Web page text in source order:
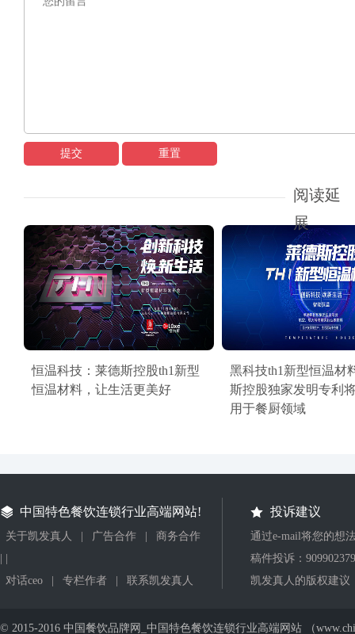
提交 重置
阅读延
展
恒温科技：莱德斯控股th1新型
恒温材料，让生活更美好
黑科技th1新型恒温材
斯控股独家发明专利
用于餐厨领域
中国特色餐饮连锁行业高端网站!
关于凯发真人 广告合作
商务合作
对话ceo
专栏作者 联系凯发真人
投诉建议
通过e-mail将您的想
稿件投诉：
凯发真人的版权建议
© 2015-2016 中国餐饮品牌网_中国特色餐饮连锁行业高端网站 （